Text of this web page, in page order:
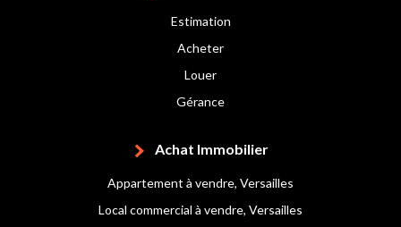
Estimation
Acheter
Louer
Gérance
Achat Immobilier
Appartement à vendre, Versailles
Local commercial à vendre, Versailles